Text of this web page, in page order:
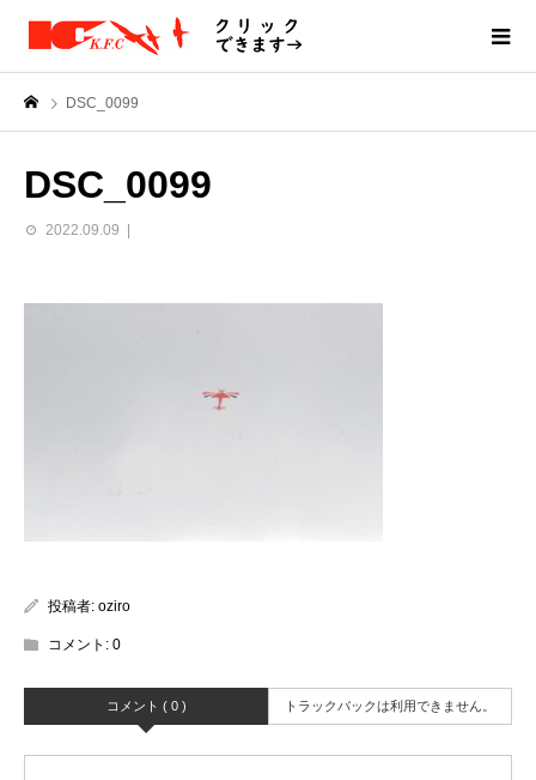
DSC_0099
DSC_0099
2022.09.09
投稿者: oziro
コメント: 0
コメント ( 0 ) トラックバックは利用できません。